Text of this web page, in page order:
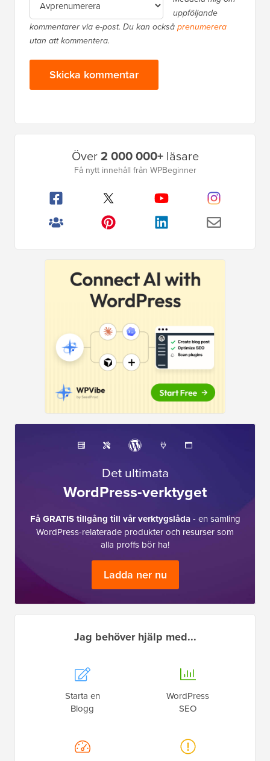
uppföljande
kommentarer via e-post. Du kan ocksåprenumerera
utan att kommentera.
Över2 000 000+läsare
Få nytt innehåll från WPBeginner
Det ultimata
WordPress-verktyget
Få GRATIS tillgång till vår verktygslåda- en samling
WordPress-relaterade produkter och resurser som
alla proffs bör ha!
Ladda ner nu
Jag behöver hjälp med...
Starta en
Blogg
WordPress
SEO